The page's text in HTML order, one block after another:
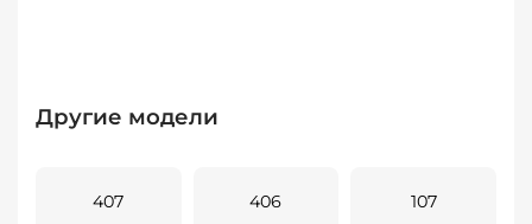
Другие модели
407 406 107